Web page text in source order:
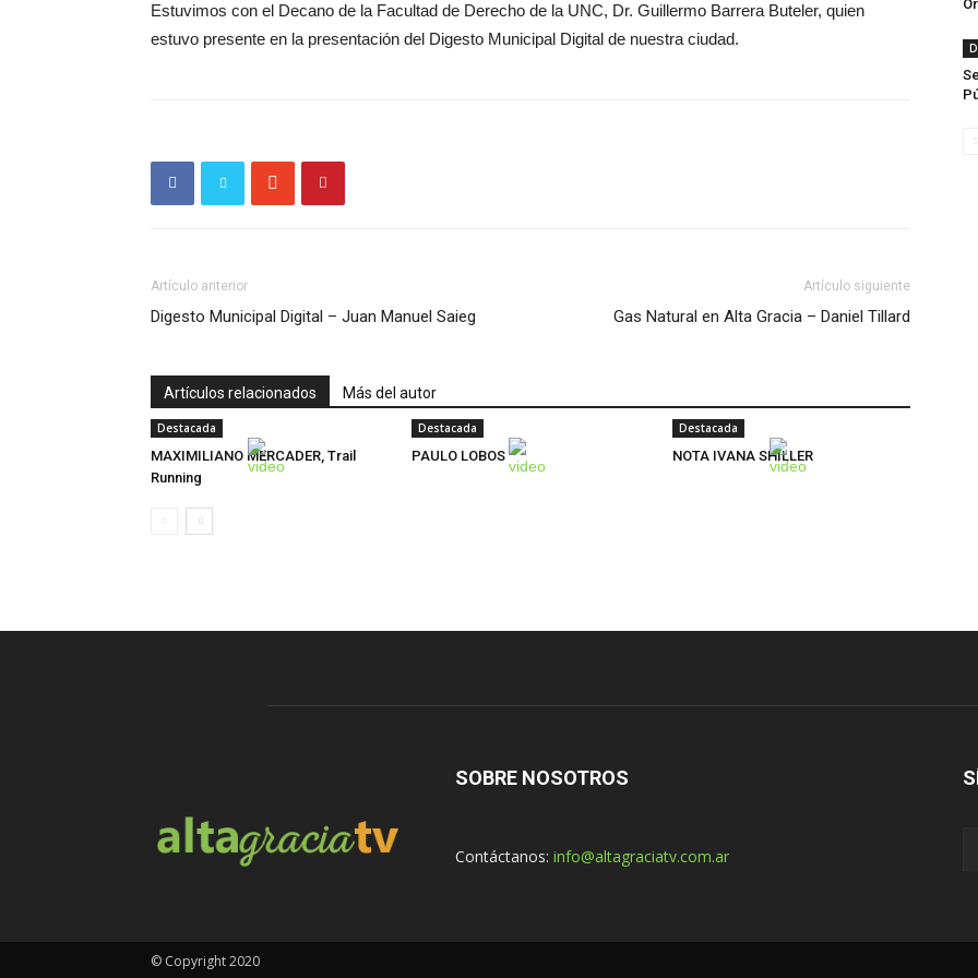
Estuvimos con el Decano de la Facultad de Derecho de la UNC, Dr. Guillermo Barrera Buteler, quien
estuvo presente en la presentación del Digesto Municipal Digital de nuestra ciudad.
Artículo anterior
Digesto Municipal Digital – Juan Manuel Saieg
Artículo siguiente
Gas Natural en Alta Gracia – Daniel Tillard
Artículos relacionados Más del autor
Destacada
MAXIMILIANO MERCADER, Trail
Running
Destacada
PAULO LOBOS
Destacada
NOTA IVANA SHILLER
SOBRE NOSOTROS
Contáctanos: info@altagraciatv.com.ar
© Copyright 2020